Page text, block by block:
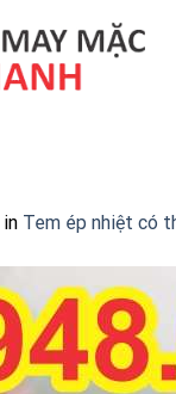
in Tem ép nhiệt có